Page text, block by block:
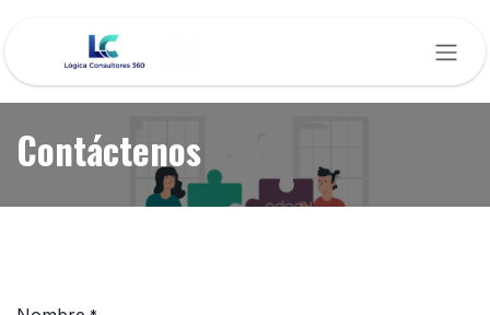
Contáctenos